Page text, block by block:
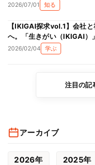
2026/07/01 知る
【IKIGAI探求vol.1】会社
へ。「生きがい（IKIGAI）
ない理由
2026/02/04 学ぶ
注目の記
アーカイブ
2026年 2025年